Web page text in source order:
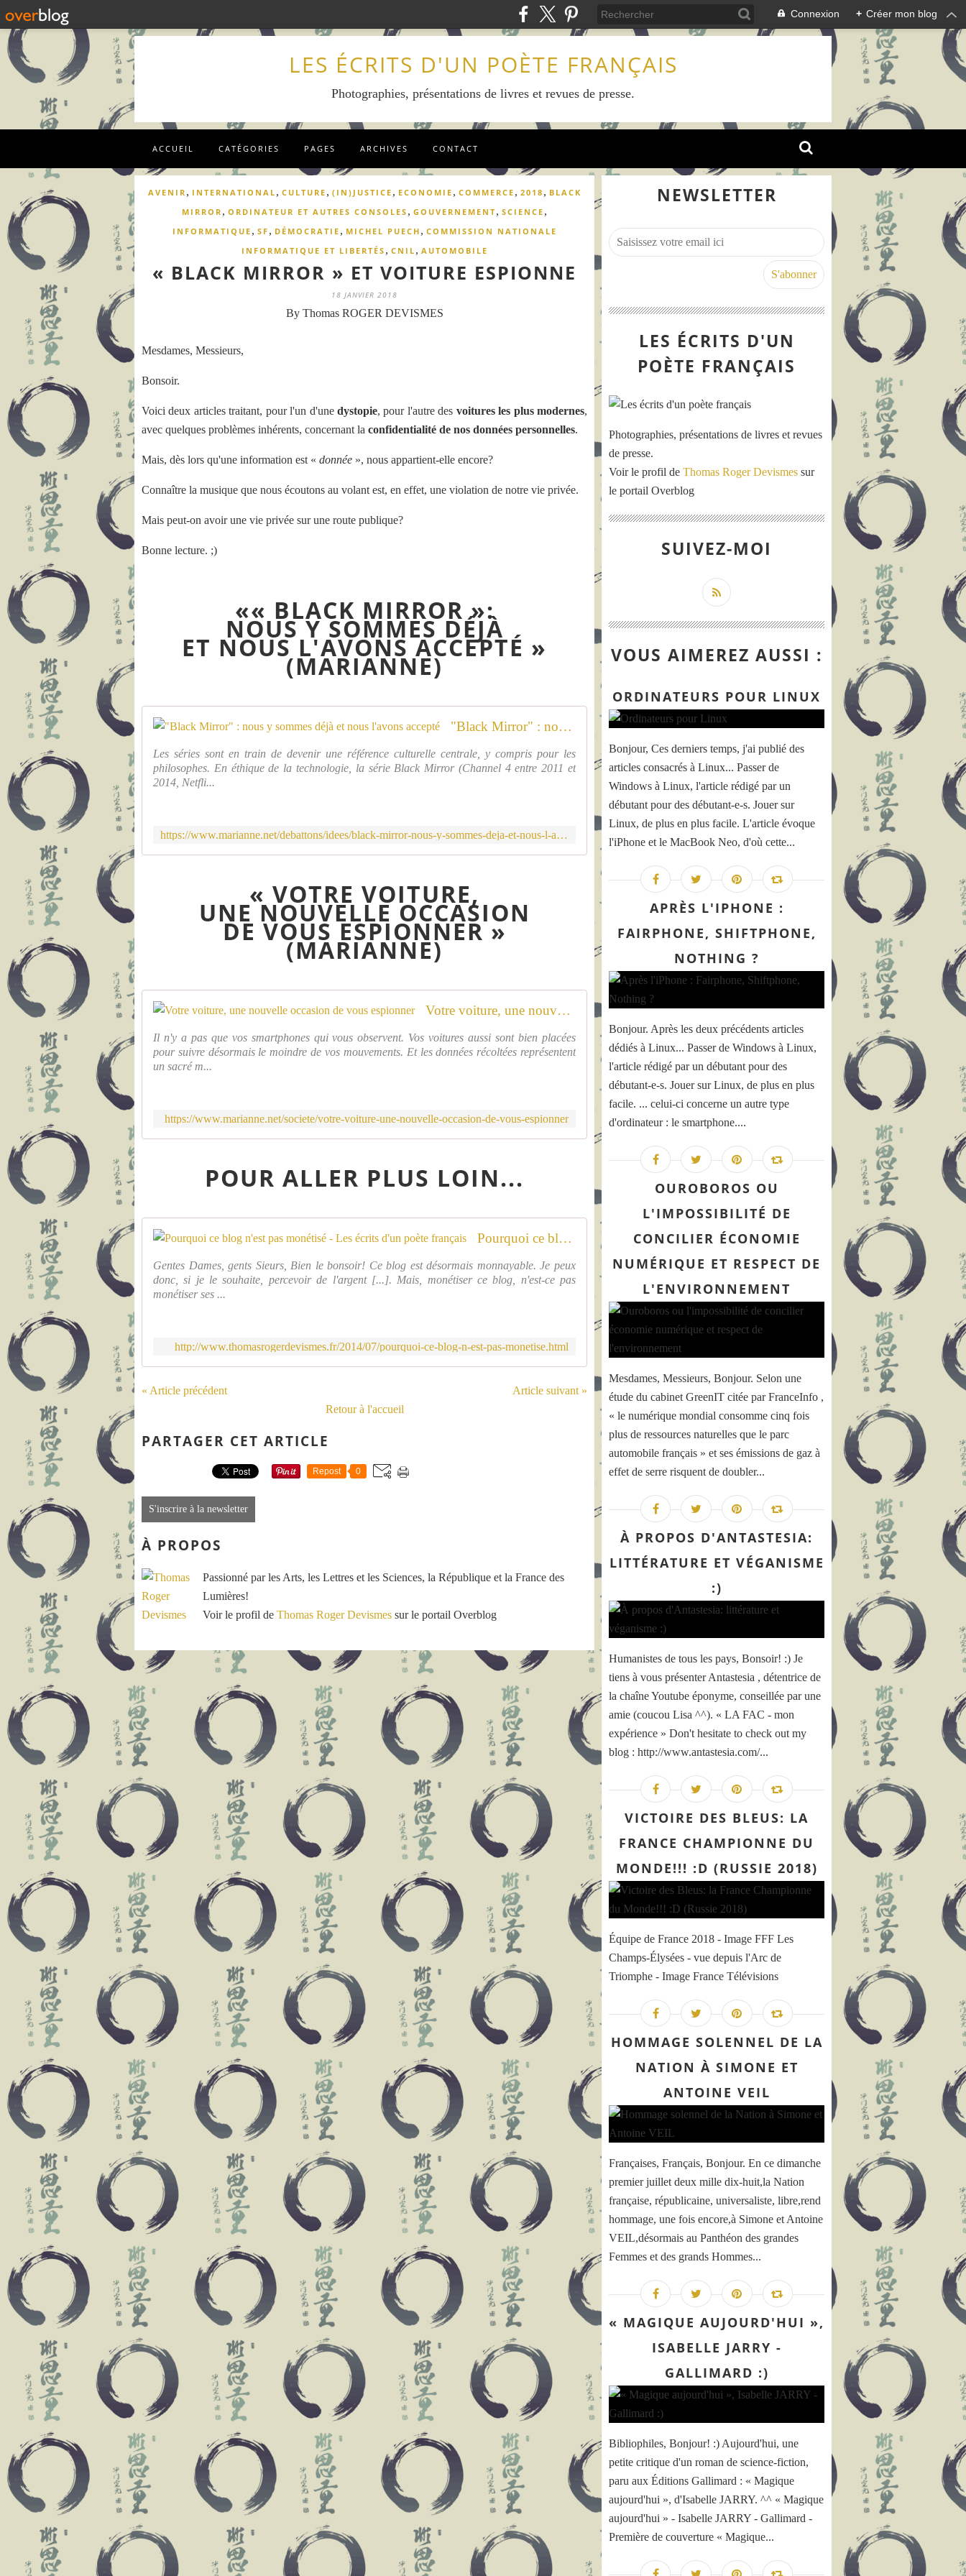
Connexion + Créer mon blog
LES ÉCRITS D'UN POÈTE FRANÇAIS
Photographies, présentations de livres et revues de presse.
ACCUEIL CATÉGORIES PAGES ARCHIVES CONTACT
AVENIR , INTERNATIONAL , CULTURE , (IN)JUSTICE , ECONOMIE , COMMERCE , 2018 , BLACK
MIRROR , ORDINATEUR ET AUTRES CONSOLES , GOUVERNEMENT, SCIENCE ,
INFORMATIQUE , SF , DÉMOCRATIE , MICHEL PUECH , COMMISSION NATIONALE
INFORMATIQUE ET LIBERTÉS , CNIL , AUTOMOBILE
« BLACK MIRROR » ET VOITURE ESPIONNE
18 JANVIER 2018
By Thomas ROGER DEVISMES
Mesdames, Messieurs,
Bonsoir.
Voici deux articles traitant, pour l'un d'une dystopie, pour l'autre des voitures les plus modernes,
avec quelques problèmes inhérents, concernant la confidentialité de nos données personnelles.
Mais, dès lors qu'une information est « donnée », nous appartient-elle encore?
Connaître la musique que nous écoutons au volant est, en effet, une violation de notre vie privée.
Mais peut-on avoir une vie privée sur une route publique?
Bonne lecture. ;)
«« BLACK MIRROR »:
NOUS Y SOMMES DÉJÀ
ET NOUS L'AVONS ACCEPTÉ »
(MARIANNE)
"Black Mirror" : nous y sommes déjà et nous l'avons accepté
Les séries sont en train de devenir une référence culturelle centrale, y compris pour les
philosophes. En éthique de la technologie, la série Black Mirror (Channel 4 entre 2011 et
2014, Netfli...
https://www.marianne.net/debattons/idees/black-mirror-nous-y-sommes-deja-et-nous-l-avons-accepte
« VOTRE VOITURE,
UNE NOUVELLE OCCASION
DE VOUS ESPIONNER »
(MARIANNE)
Votre voiture, une nouvelle occasion de vous espionner
Il n'y a pas que vos smartphones qui vous observent. Vos voitures aussi sont bien placées
pour suivre désormais le moindre de vos mouvements. Et les données récoltées représentent
un sacré m...
https://www.marianne.net/societe/votre-voiture-une-nouvelle-occasion-de-vous-espionner
POUR ALLER PLUS LOIN...
Pourquoi ce blog n'est pas monétisé - Les écrits d'un poète français
Gentes Dames, gents Sieurs, Bien le bonsoir! Ce blog est désormais monnayable. Je peux
donc, si je le souhaite, percevoir de l'argent [...]. Mais, monétiser ce blog, n'est-ce pas
monétiser ses ...
http://www.thomasrogerdevismes.fr/2014/07/pourquoi-ce-blog-n-est-pas-monetise.html
« Article précédent
Article suivant »
Retour à l'accueil
PARTAGER CET ARTICLE
Repost 0
S'inscrire à la newsletter
À PROPOS
Passionné par les Arts, les Lettres et les Sciences, la République et la France des
Lumières!
Voir le profil de Thomas Roger Devismes sur le portail Overblog
NEWSLETTER
LES ÉCRITS D'UN
POÈTE FRANÇAIS
Photographies, présentations de livres et revues
de presse.
Voir le profil de Thomas Roger Devismes sur
le portail Overblog
SUIVEZ-MOI
VOUS AIMEREZ AUSSI :
ORDINATEURS POUR LINUX
Bonjour, Ces derniers temps, j'ai publié des
articles consacrés à Linux... Passer de
Windows à Linux, l'article rédigé par un
débutant pour des débutant-e-s. Jouer sur
Linux, de plus en plus facile. L'article évoque
l'iPhone et le MacBook Neo, d'où cette...
APRÈS L'IPHONE :
FAIRPHONE, SHIFTPHONE,
NOTHING ?
Bonjour. Après les deux précédents articles
dédiés à Linux... Passer de Windows à Linux,
l'article rédigé par un débutant pour des
débutant-e-s. Jouer sur Linux, de plus en plus
facile. ... celui-ci concerne un autre type
d'ordinateur : le smartphone....
OUROBOROS OU
L'IMPOSSIBILITÉ DE
CONCILIER ÉCONOMIE
NUMÉRIQUE ET RESPECT DE
L'ENVIRONNEMENT
Mesdames, Messieurs, Bonjour. Selon une
étude du cabinet GreenIT citée par FranceInfo ,
« le numérique mondial consomme cinq fois
plus de ressources naturelles que le parc
automobile français » et ses émissions de gaz à
effet de serre risquent de doubler...
À PROPOS D'ANTASTESIA:
LITTÉRATURE ET VÉGANISME
:)
Humanistes de tous les pays, Bonsoir! :) Je
tiens à vous présenter Antastesia , détentrice de
la chaîne Youtube éponyme, conseillée par une
amie (coucou Lisa ^^). « LA FAC - mon
expérience » Don't hesitate to check out my
blog : http://www.antastesia.com/...
VICTOIRE DES BLEUS: LA
FRANCE CHAMPIONNE DU
MONDE!!! :D (RUSSIE 2018)
Équipe de France 2018 - Image FFF Les
Champs-Élysées - vue depuis l'Arc de
Triomphe - Image France Télévisions
HOMMAGE SOLENNEL DE LA
NATION À SIMONE ET
ANTOINE VEIL
Françaises, Français, Bonjour. En ce dimanche
premier juillet deux mille dix-huit,la Nation
française, républicaine, universaliste, libre,rend
hommage, une fois encore,à Simone et Antoine
VEIL,désormais au Panthéon des grandes
Femmes et des grands Hommes...
« MAGIQUE AUJOURD'HUI »,
ISABELLE JARRY -
GALLIMARD :)
Bibliophiles, Bonjour! :) Aujourd'hui, une
petite critique d'un roman de science-fiction,
paru aux Éditions Gallimard : « Magique
aujourd'hui », d'Isabelle JARRY. ^^ « Magique
aujourd'hui » - Isabelle JARRY - Gallimard -
Première de couverture « Magique...